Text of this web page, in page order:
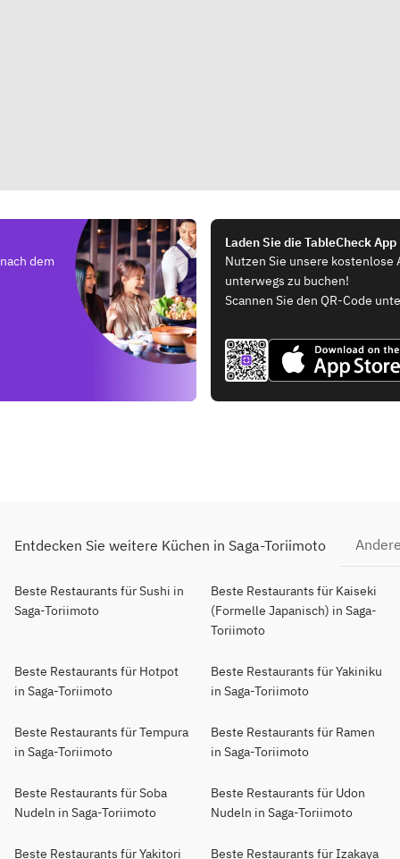
dem
Laden Sie die TableCheck
Nutzen Sie unsere kostenlose
unterwegs zu buchen!
Scannen Sie den QR-Code
Entdecken Sie weitere Küchen in Saga-Toriimoto
Beste Restaurants für Sushi in
Saga-Toriimoto
Beste Restaurants für Kaiseki
(Formelle Japanisch) in Saga-
Toriimoto
Beste Restaurants für Hotpot
in Saga-Toriimoto
Beste Restaurants für Yakiniku
in Saga-Toriimoto
Beste Restaurants für Tempura
in Saga-Toriimoto
Beste Restaurants für Ramen
in Saga-Toriimoto
Beste Restaurants für Soba
Nudeln in Saga-Toriimoto
Beste Restaurants für Udon
Nudeln in Saga-Toriimoto
Beste Restaurants für Yakitori Beste Restaurants für Izakaya